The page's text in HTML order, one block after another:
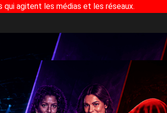
qui agitent les médias et les réseaux.